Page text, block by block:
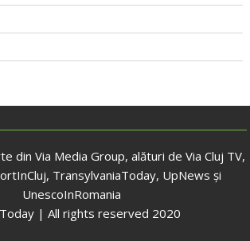
din Via Media Group, alături de Via Cluj TV,
TransylvaniaToday, UpNews și
UnescoInRomania
| All rights reserved 2020